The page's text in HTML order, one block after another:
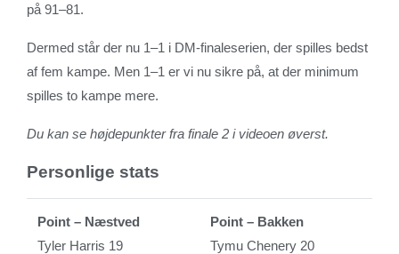
på 91–81.
Dermed står der nu 1–1 i DM-finaleserien, der spilles bedst
af fem kampe. Men 1–1 er vi nu sikre på, at der minimum
spilles to kampe mere.
Du kan se højdepunkter fra finale 2 i videoen øverst.
Personlige stats
Point – Næstved
Tyler Harris 19
Point – Bakken
Tymu Chenery 20